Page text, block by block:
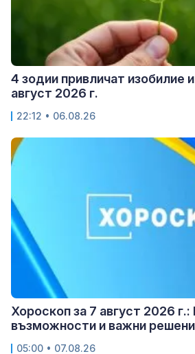
4 зодии привличат изобилие
август 2026 г.
22:12 • 06.08.26
Хороскоп за 7 август 2026 г.:
възможности и важни
05:00 • 07.08.26